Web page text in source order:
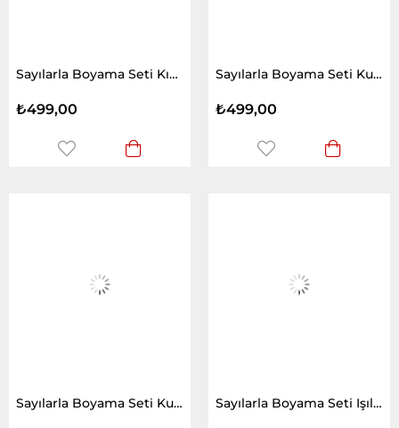
Sayılarla Boyama Seti Kış ve Kuş
₺499,00
Sayılarla Boyama Seti Kuğuların Aşkı
₺499,00
Sayılarla Boyama Seti Kuş Cenneti Sayılarla Boyama Seti Işıltılı Orlov